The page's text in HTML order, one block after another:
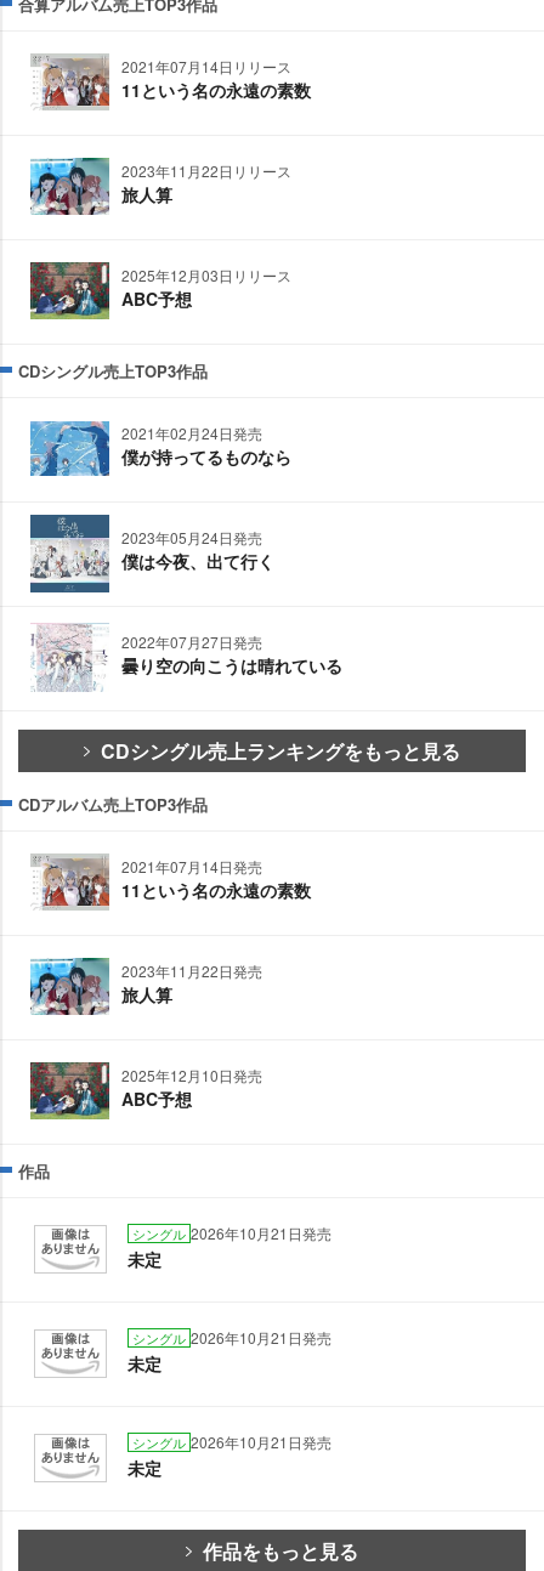
2021年07月14日リリース
11という名の永遠の素数
2023年11月22日リリース
旅人算
2025年12月03日リリース
ABC予想
CDシングル売上TOP3作品
2021年02月24日発売
僕が持ってるものなら
2023年05月24日発売
僕は今夜、出て行く
2022年07月27日発売
曇り空の向こうは晴れている
CDシングル売上ランキングをもっと見る
CDアルバム売上TOP3作品
2021年07月14日発売
11という名の永遠の素数
2023年11月22日発売
旅人算
2025年12月10日発売
ABC予想
作品
シングル 2026年10月21日発売
未定
シングル 2026年10月21日発売
未定
シングル 2026年10月21日発売
未定
作品をもっと見る